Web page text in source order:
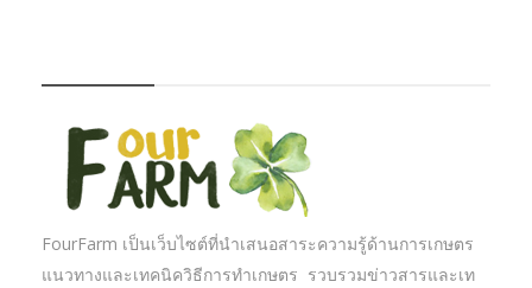
FourFarm เป็นเว็บไซต์ที่นำเสนอสาระความรู้ด้านการเกษตร
แนวทางและเทคนิควิธีการทำเกษตร รวบรวมข่าวสารและเท